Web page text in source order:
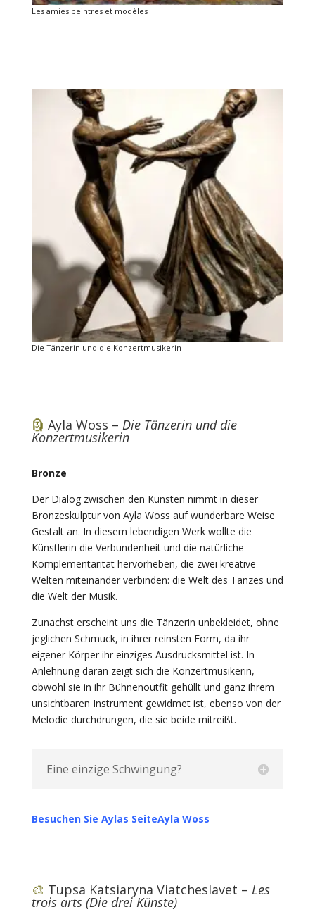
Les amies peintres et modèles
Die Tänzerin und die Konzertmusikerin
🗿 Ayla Woss – Die Tänzerin und die
Konzertmusikerin
Bronze
Der Dialog zwischen den Künsten nimmt in dieser
Bronzeskulptur von Ayla Woss auf wunderbare Weise
Gestalt an. In diesem lebendigen Werk wollte die
Künstlerin die Verbundenheit und die natürliche
Komplementarität hervorheben, die zwei kreative
Welten miteinander verbinden: die Welt des Tanzes und
die Welt der Musik.
Zunächst erscheint uns die Tänzerin unbekleidet, ohne
jeglichen Schmuck, in ihrer reinsten Form, da ihr
eigener Körper ihr einziges Ausdrucksmittel ist. In
Anlehnung daran zeigt sich die Konzertmusikerin,
obwohl sie in ihr Bühnenoutfit gehüllt und ganz ihrem
unsichtbaren Instrument gewidmet ist, ebenso von der
Melodie durchdrungen, die sie beide mitreißt.
Eine einzige Schwingung?
Besuchen Sie Aylas SeiteAyla Woss
🎨 Tupsa Katsiaryna Viatcheslavet – Les
trois arts (Die drei Künste)